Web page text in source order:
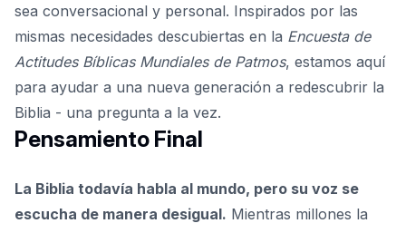
sea conversacional y personal. Inspirados por las
mismas necesidades descubiertas en la Encuesta de
Actitudes Bíblicas Mundiales de Patmos, estamos aquí
para ayudar a una nueva generación a redescubrir la
Biblia - una pregunta a la vez.
Pensamiento Final
La Biblia todavía habla al mundo, pero su voz se
escucha de manera desigual. Mientras millones la